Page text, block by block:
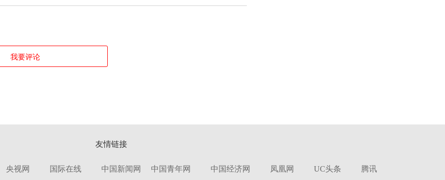
我要评论
友情链接
央视网 国际在线 中国新闻网 中国青年网 中国经济网 凤凰网 UC头条 腾讯